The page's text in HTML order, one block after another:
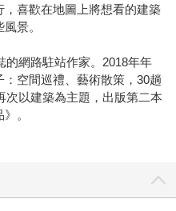
喜歡在地圖上將想看的建築
景。
的網路駐站作家。2018年年
空間巡禮、藝術散策，30趟
次以建築為主題，出版第二本
。